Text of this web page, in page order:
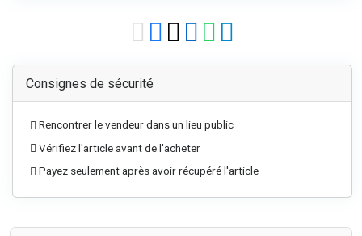
Consignes de sécurité
Rencontrer le vendeur dans un lieu public
Vérifiez l'article avant de l'acheter
Payez seulement après avoir récupéré l'article